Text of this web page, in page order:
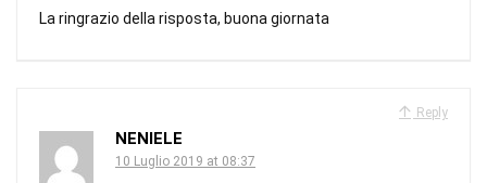
La ringrazio della risposta, buona giornata
Reply
NENIELE
10 Luglio 2019 at 08:37